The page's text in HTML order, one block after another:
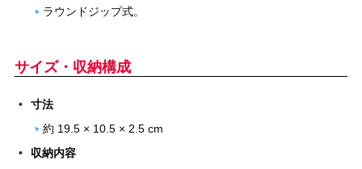
ラウンドジップ式。
サイズ・収納構成
寸法
約 19.5 × 10.5 × 2.5 cm
収納内容